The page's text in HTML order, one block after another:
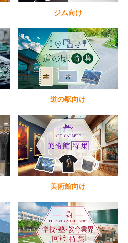
ジム向け
道の駅向け
美術館向け